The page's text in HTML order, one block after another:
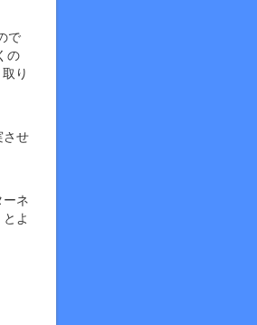
で
の
り
させ
ーネ
よ